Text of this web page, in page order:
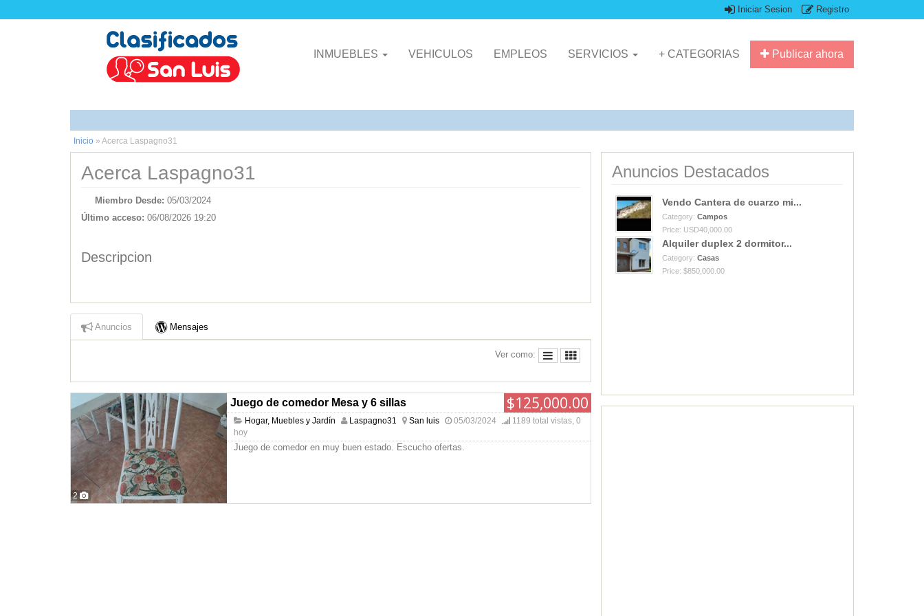
Iniciar Sesion Registro
Publicar ahora
INMUEBLES VEHICULOS EMPLEOS SERVICIOS + CATEGORIAS
Inicio » Acerca Laspagno31
Acerca Laspagno31
Miembro Desde: 05/03/2024
Último acceso: 06/08/2026 19:20
Descripcion
Anuncios Mensajes
Ver como:
2
$125,000.00
Juego de comedor Mesa y 6 sillas
Hogar, Muebles y Jardín Laspagno31 San luis 05/03/2024
1189 total vistas, 0
hoy
Juego de comedor en muy buen estado. Escucho ofertas.
Anuncios Destacados
Vendo Cantera de cuarzo mi...
Category: Campos
Price: USD40,000.00
Alquiler duplex 2 dormitor...
Category: Casas
Price: $850,000.00